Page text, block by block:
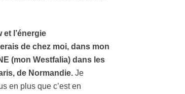
et l’énergie
de chez moi, dans mon
(mon Westfalia) dans les
de Normandie. Je
en plus que c’est en